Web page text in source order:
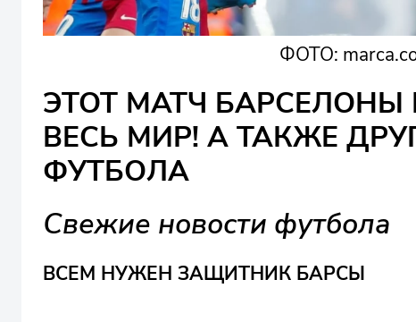
ФОТО:
ЭТОТ МАТЧ
ВЕСЬ МИР! А ТАКЖЕ
ФУТБОЛА
Свежие новости футбола
ВСЕМ НУЖЕН ЗАЩИТНИК БАРСЫ